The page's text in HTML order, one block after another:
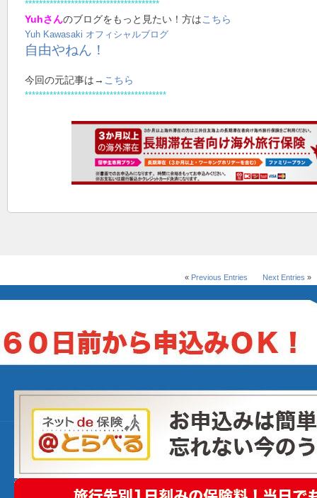
**************************************
Yuhさんのブログをもっと見たい！方はこちら
Yuh Kawasaki オフィシャルブログ
自由やねん！
今回の元記事は→ こちら
****************************************
« Previous Entries Next Entries »